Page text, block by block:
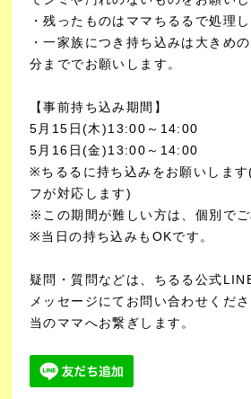
・残ったものはママちるるで処理し
・一家族につき持ち込みは大きめ
分まででお願いします。
【事前持ち込み期間】
5月15日(木)13:00～14:00
5月16日(金)13:00～14:00
※ちるるに持ち込みをお願いしま
フが対応します)
※この期間が難しい方は、個別でご
※当日の持ち込みもOKです。
疑問・質問などは、ちるる公式
メッセージにてお問い合わせくださ
当のママへお繋ぎします。